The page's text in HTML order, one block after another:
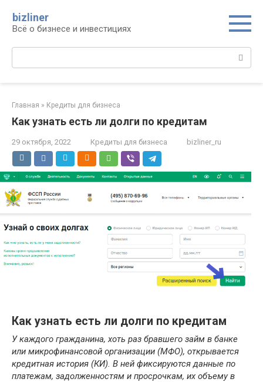
контенту
bizliner
Всё о бизнесе и инвестициях
Поиск:
Главная » Кредиты для бизнеса
Как узнать есть ли долги по кредитам
29 октября, 2022 Кредиты для бизнеса bizliner_ru
Как узнать есть ли долги по кредитам
У каждого гражданина, хоть раз бравшего займ в банке
или микрофинансовой организации (МФО), открывается
кредитная история (КИ). В ней фиксируются данные по
платежам, задолженностям и просрочкам, их объему в